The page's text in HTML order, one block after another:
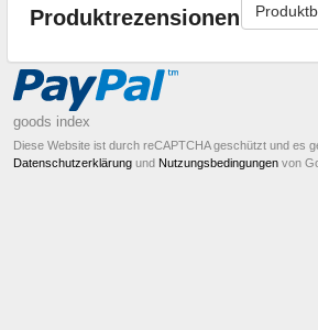
Produktrezensionen
goods index
Diese Website ist durch reCAPTCHA geschützt und es
Datenschutzerklärung und Nutzungsbedingungen von